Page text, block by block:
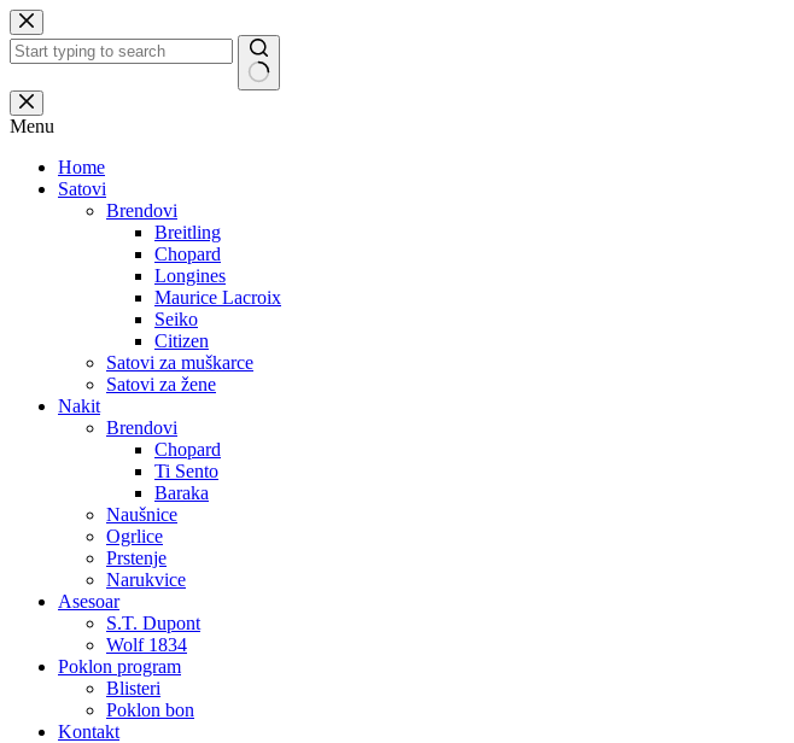
Skip
to
content
No
results
Menu
Home
Satovi
Brendovi
Breitling
Chopard
Longines
Maurice Lacroix
Seiko
Citizen
Satovi za muškarce
Satovi za žene
Nakit
Brendovi
Chopard
Ti Sento
Baraka
Naušnice
Ogrlice
Prstenje
Narukvice
Asesoar
S.T. Dupont
Wolf 1834
Poklon program
Blisteri
Poklon bon
Kontakt